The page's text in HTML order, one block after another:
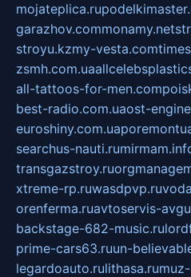
mojateplica.ru
garazhov.commonamy.net
stroyu.kzmy-vesta.com
zsmh.com.ua
all-tattoos-for-men.com
best-radio.com.uaost-
euroshiny.com.ua
searchus-nauti.ru
transgazstroy.ru
xtreme-rp.ruwasdpvp.ru
orenferma.ruavtoservis-
backstage-682-music.ru
prime-cars63.ruun-
legardoauto.rulithasa.rumuz-